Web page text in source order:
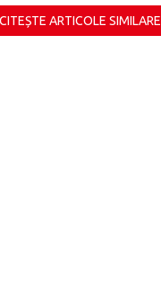
CITEȘTE ARTICOLE SIMILARE